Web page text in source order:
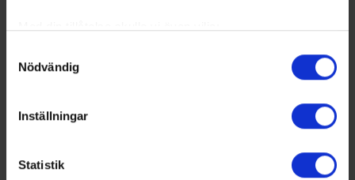
som kan ha en noggrannhet på upp till flera meter
Ta reda på mer om hur dina personliga uppgifter
Du kan ändra eller dra tillbaka ditt samtycke när som
Nödvändig
Inställningar
Statistik